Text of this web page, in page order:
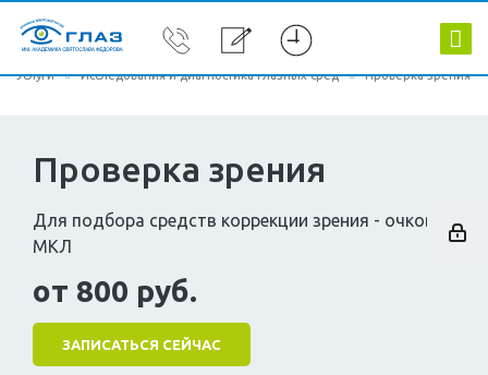
Услуги Исследования и диагностика глазных сред Проверка зрения
Проверка зрения
Для подбора средств коррекции зрения - очков или
МКЛ
от 800 руб.
ЗАПИСАТЬСЯ СЕЙЧАС